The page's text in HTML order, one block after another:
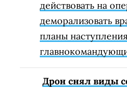
действовать на
деморализовать
планы
Дрон снял виды